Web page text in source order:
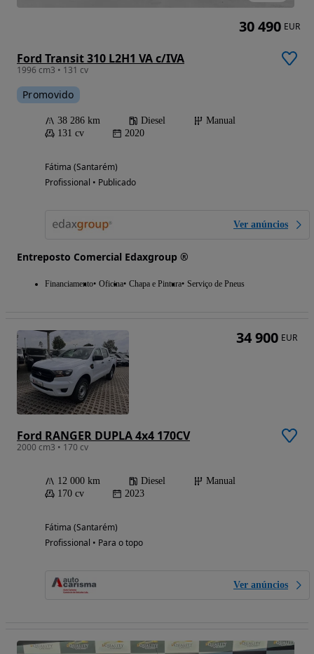
Ford Transit 310 L2H1 VA c/IVA
1996 cm3 • 131 cv
Promovido
38 286 km Diesel
Manual
131 cv
2020
Fátima (Santarém)
Profissional • Publicado
Ver anúncios
Entreposto Comercial Edaxgroup ®
Financiamento Oficina Chapa e Pintura Serviço de Pneus
30 490 EUR
Ford RANGER DUPLA 4x4 170CV
2000 cm3 • 170 cv
12 000 km Diesel
Manual
170 cv
2023
Fátima (Santarém)
Profissional • Para o topo
Ver anúncios
34 900 EUR